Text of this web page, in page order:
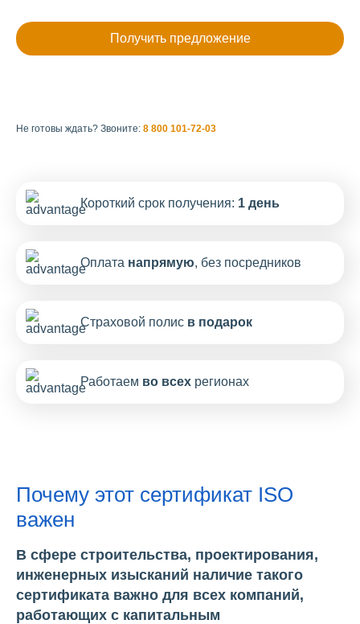
Не готовы ждать? Звоните: 8 800 101-72-03
Короткий срок получения: 1 день
Оплата напрямую, без посредников
Страховой полис в подарок
Работаем во всех регионах
Почему этот сертификат ISO
важен
В сфере строительства, проектирования,
инженерных изысканий наличие такого
сертификата важно для всех компаний,
работающих с капитальным